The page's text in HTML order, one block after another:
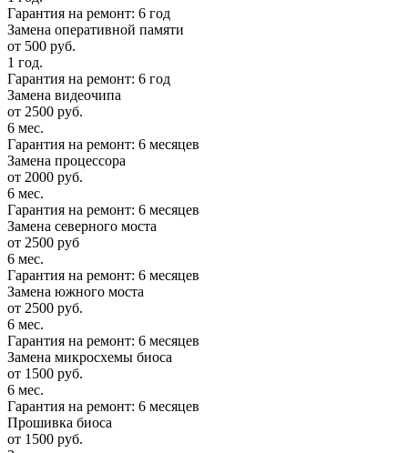
Гарантия на ремонт: 6 год
Замена оперативной памяти
от 500 руб.
1 год.
Гарантия на ремонт: 6 год
Замена видеочипа
от 2500 руб.
6 мес.
Гарантия на ремонт: 6 месяцев
Замена процессора
от 2000 руб.
6 мес.
Гарантия на ремонт: 6 месяцев
Замена северного моста
от 2500 руб
6 мес.
Гарантия на ремонт: 6 месяцев
Замена южного моста
от 2500 руб.
6 мес.
Гарантия на ремонт: 6 месяцев
Замена микросхемы биоса
от 1500 руб.
6 мес.
Гарантия на ремонт: 6 месяцев
Прошивка биоса
от 1500 руб.